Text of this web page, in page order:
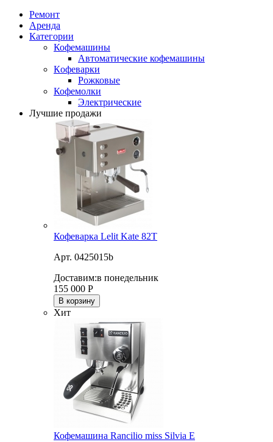
Ремонт
Аренда
Категории
Кофемашины
Автоматические кофемашины
Кофеварки
Рожковые
Кофемолки
Электрические
Лучшие продажи
Кофеварка Lelit Kate 82T
Арт. 0425015b
Доставим:в понедельник
155 000 Р
В корзину
Хит
Кофемашина Rancilio miss Silvia E